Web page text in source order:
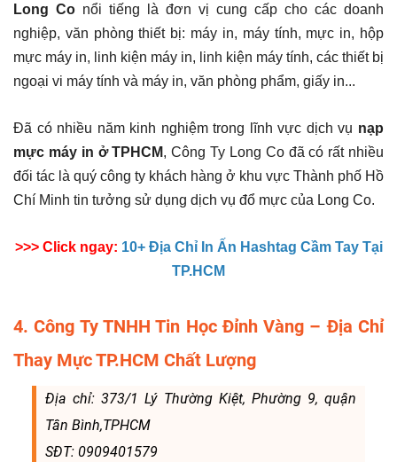
Long Co nổi tiếng là đơn vị cung cấp cho các doanh
nghiệp, văn phòng thiết bị: máy in, máy tính, mực in, hộp
mực máy in, linh kiện máy in, linh kiện máy tính, các thiết bị
ngoại vi máy tính và máy in, văn phòng phẩm, giấy in...
Đã có nhiều năm kinh nghiệm trong lĩnh vực dịch vụ nạp
mực máy in ở TPHCM, Công Ty Long Co đã có rất nhiều
đối tác là quý công ty khách hàng ở khu vực Thành phố Hồ
Chí Minh tin tưởng sử dụng dịch vụ đổ mực của Long Co.
>>> Click ngay: 10+ Địa Chỉ In Ấn Hashtag Cầm Tay Tại
TP.HCM
4. Công Ty TNHH Tin Học Đỉnh Vàng – Địa Chỉ
Thay Mực TP.HCM Chất Lượng
Địa chỉ: 373/1 Lý Thường Kiệt, Phường 9, quận
Tân Bình,TPHCM
SĐT: 0909401579